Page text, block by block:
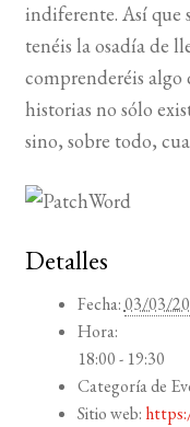
indiferente. Así que
tenéis la osadía de
comprenderéis algo
historias no sólo
sino, sobre todo,
Detalles
Fecha:03/03/
Hora:
18:00 - 19:30
Categoría de
Sitio web: